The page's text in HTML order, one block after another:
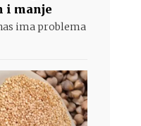
i manje
ima problema